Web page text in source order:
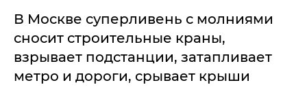
В Москве суперливень с молниями
сносит строительные краны,
взрывает подстанции, затапливает
метро и дороги, срывает крыши